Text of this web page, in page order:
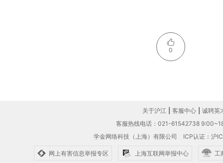
0
关于沪江 客服中心
诚聘英
客服热线电话：021-61542738
学金网络科技（上海）有限公司 ICP认证：沪
网上有害信息举报专区 上海互联网举报中心 工